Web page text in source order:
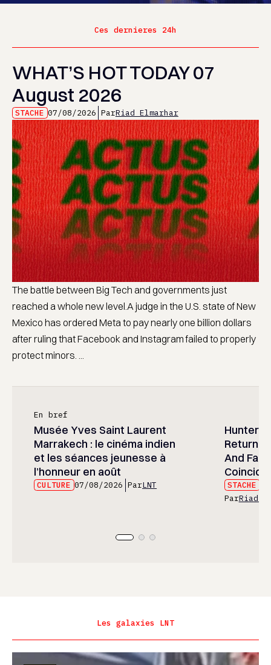
Ces dernieres 24h
WHAT’S HOT TODAY 07
August 2026
STACHE 07/08/2026 ParRiad Elmarhar
The battle between Big Tech and governments just
reached a whole new level.A judge in the U.S. state of New
Mexico has ordered Meta to pay nearly one billion dollars
after ruling that Facebook and Instagram failed to properly
protect minors. ...
En bref
Musée Yves Saint Laurent
Marrakech : le cinéma indien
et les séances jeunesse à
l’honneur en août
CULTURE 07/08/2026 ParLNT
Hunter
And
STACHE
ParRiad
Les galaxies LNT